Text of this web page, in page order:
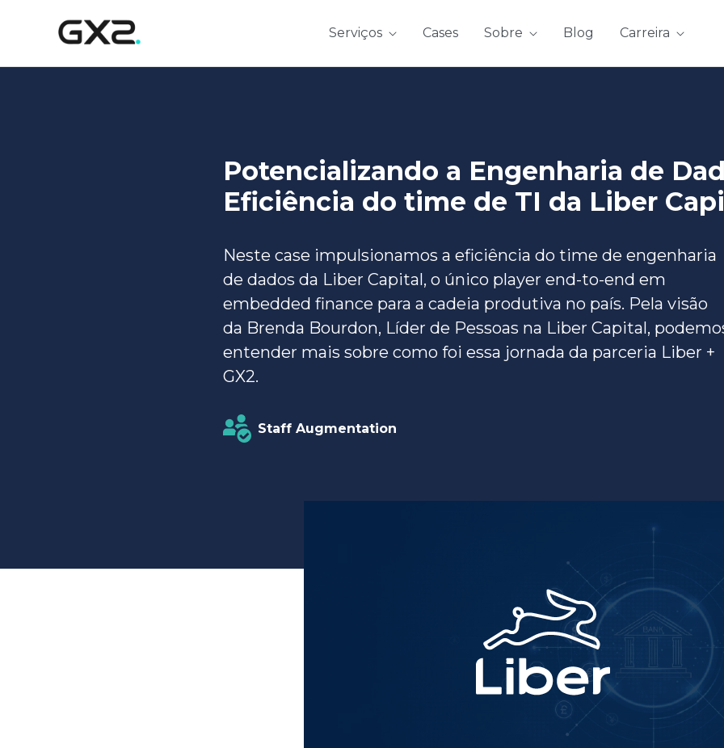
Serviços Cases Sobre Blog Carreira
Potencializando a Engenharia de
Eficiência do time de TI da Liber
Neste case impulsionamos a eficiência do time de engenharia
de dados da Liber Capital, o único player end-to-end em
embedded finance para a cadeia produtiva no país. Pela visão
da Brenda Bourdon, Líder de Pessoas na Liber Capital,
entender mais sobre como foi essa jornada da parceria Liber +
GX2.
Staff Augmentation